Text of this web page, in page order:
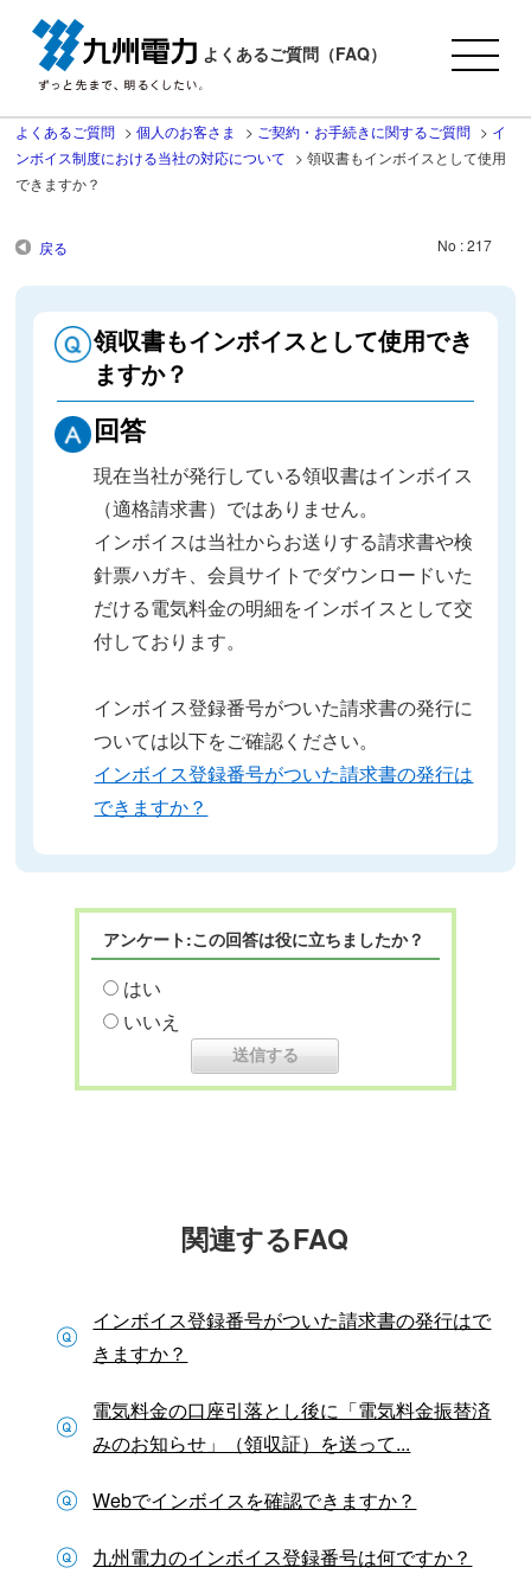
よくあるご質問（FAQ）
よくあるご質問 >個人のお客さま > ご契約・お手続きに関するご質問 > イ
ンボイス制度における当社の対応について >領収書もインボイスとして使用
できますか？
戻る No : 217
領収書もインボイスとして使用でき
ますか？
回答
現在当社が発行している領収書はインボイス
（適格請求書）ではありません。
インボイスは当社からお送りする請求書や検
針票ハガキ、会員サイトでダウンロードいた
だける電気料金の明細をインボイスとして交
付しております。
インボイス登録番号がついた請求書の発行に
ついては以下をご確認ください。
インボイス登録番号がついた請求書の発行は
できますか？
アンケート:この回答は役に立ちましたか？
はい
いいえ
関連するFAQ
インボイス登録番号がついた請求書の発行はで
きますか？
電気料金の口座引落とし後に「電気料金振替済
みのお知らせ」（領収証）を送って...
Webでインボイスを確認できますか？
九州電力のインボイス登録番号は何ですか？